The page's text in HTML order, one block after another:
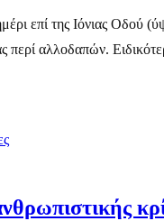
επί της Ιόνιας Οδού
περί αλλοδαπών.